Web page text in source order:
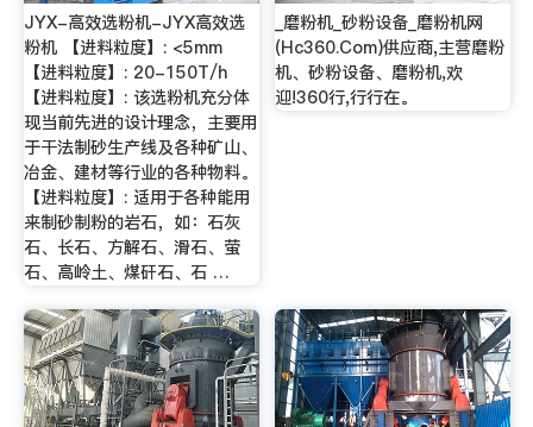
JYX-高效选粉机-JYX高效选
粉机 【进料粒度】: <5mm
【进料粒度】: 20-150T/h
【进料粒度】: 该选粉机充分体
现当前先进的设计理念，主要用
于干法制砂生产线及各种矿山、
冶金、建材等行业的各种物料。
【进料粒度】: 适用于各种能用
来制砂制粉的岩石，如：石灰
石、长石、方解石、滑石、萤
石、高岭土、煤矸石、石 …
_磨粉机_砂粉设备_磨粉机网
(Hc360.Com)供应商,主营磨粉
机、砂粉设备、磨粉机,欢
迎!360行,行行在。